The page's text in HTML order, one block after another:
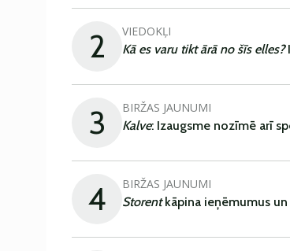
2 VIEDOKĻI
Kā es varu tikt ārā no šīs elles?
3 BIRŽAS JAUNUMI
Kalve: Izaugsme nozīmē arī
4 BIRŽAS JAUNUMI
Storentkāpina ieņēmumus